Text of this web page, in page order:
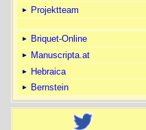
Projektteam
Briquet-Online
Manuscripta.at
Hebraica
Bernstein